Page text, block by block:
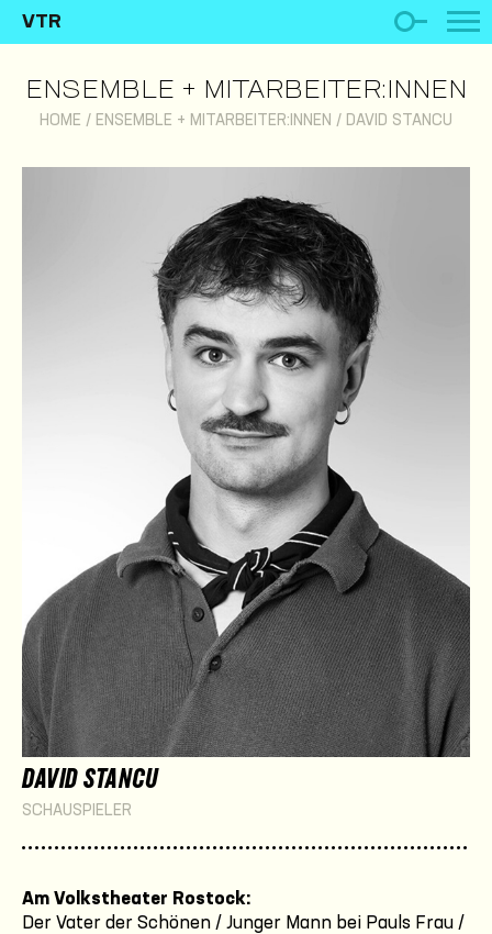
VTR
ENSEMBLE + MITARBEITER:INNEN
HOME / ENSEMBLE + MITARBEITER:INNEN / DAVID STANCU
DAVID STANCU
SCHAUSPIELER
Am Volkstheater Rostock:
Der Vater der Schönen / Junger Mann bei Pauls Frau /